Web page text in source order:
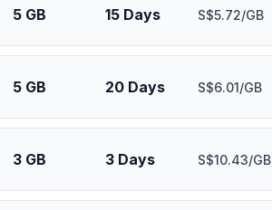
5 GB 15 Days S$5.72/GB
5 GB 20 Days S$6.01/GB
3 GB 3 Days S$10.43/GB